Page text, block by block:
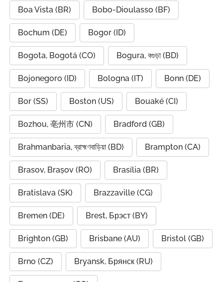
Boa Vista (BR) Bobo-Dioulasso (BF)
Bochum (DE) Bogor (ID)
Bogota, Bogotá (CO) Bogura, বগুড়া (BD)
Bojonegoro (ID) Bologna (IT) Bonn (DE)
Bor (SS) Boston (US) Bouaké (CI)
Bozhou, 亳州市 (CN) Bradford (GB)
Brahmanbaria, ব্রাহ্মণবাড়িয়া (BD) Brampton (CA)
Brasov, Brașov (RO) Brasília (BR)
Bratislava (SK) Brazzaville (CG)
Bremen (DE) Brest, Брэст (BY)
Brighton (GB) Brisbane (AU) Bristol (GB)
Brno (CZ) Bryansk, Брянск (RU)